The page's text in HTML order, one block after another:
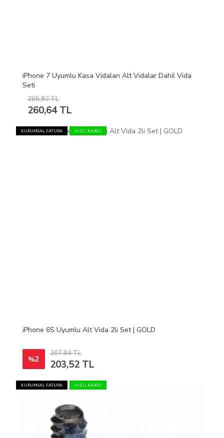
iPhone 7 Uyumlu Kasa Vidaları Alt Vidalar Dahil Vida
Seti
265,92 TL
260,64 TL
KURUMSAL FATURA HIZLI KARGO
iPhone 6S Uyumlu Alt Vida 2li Set | GOLD
%2
207,84 TL
203,52 TL
KURUMSAL FATURA HIZLI KARGO